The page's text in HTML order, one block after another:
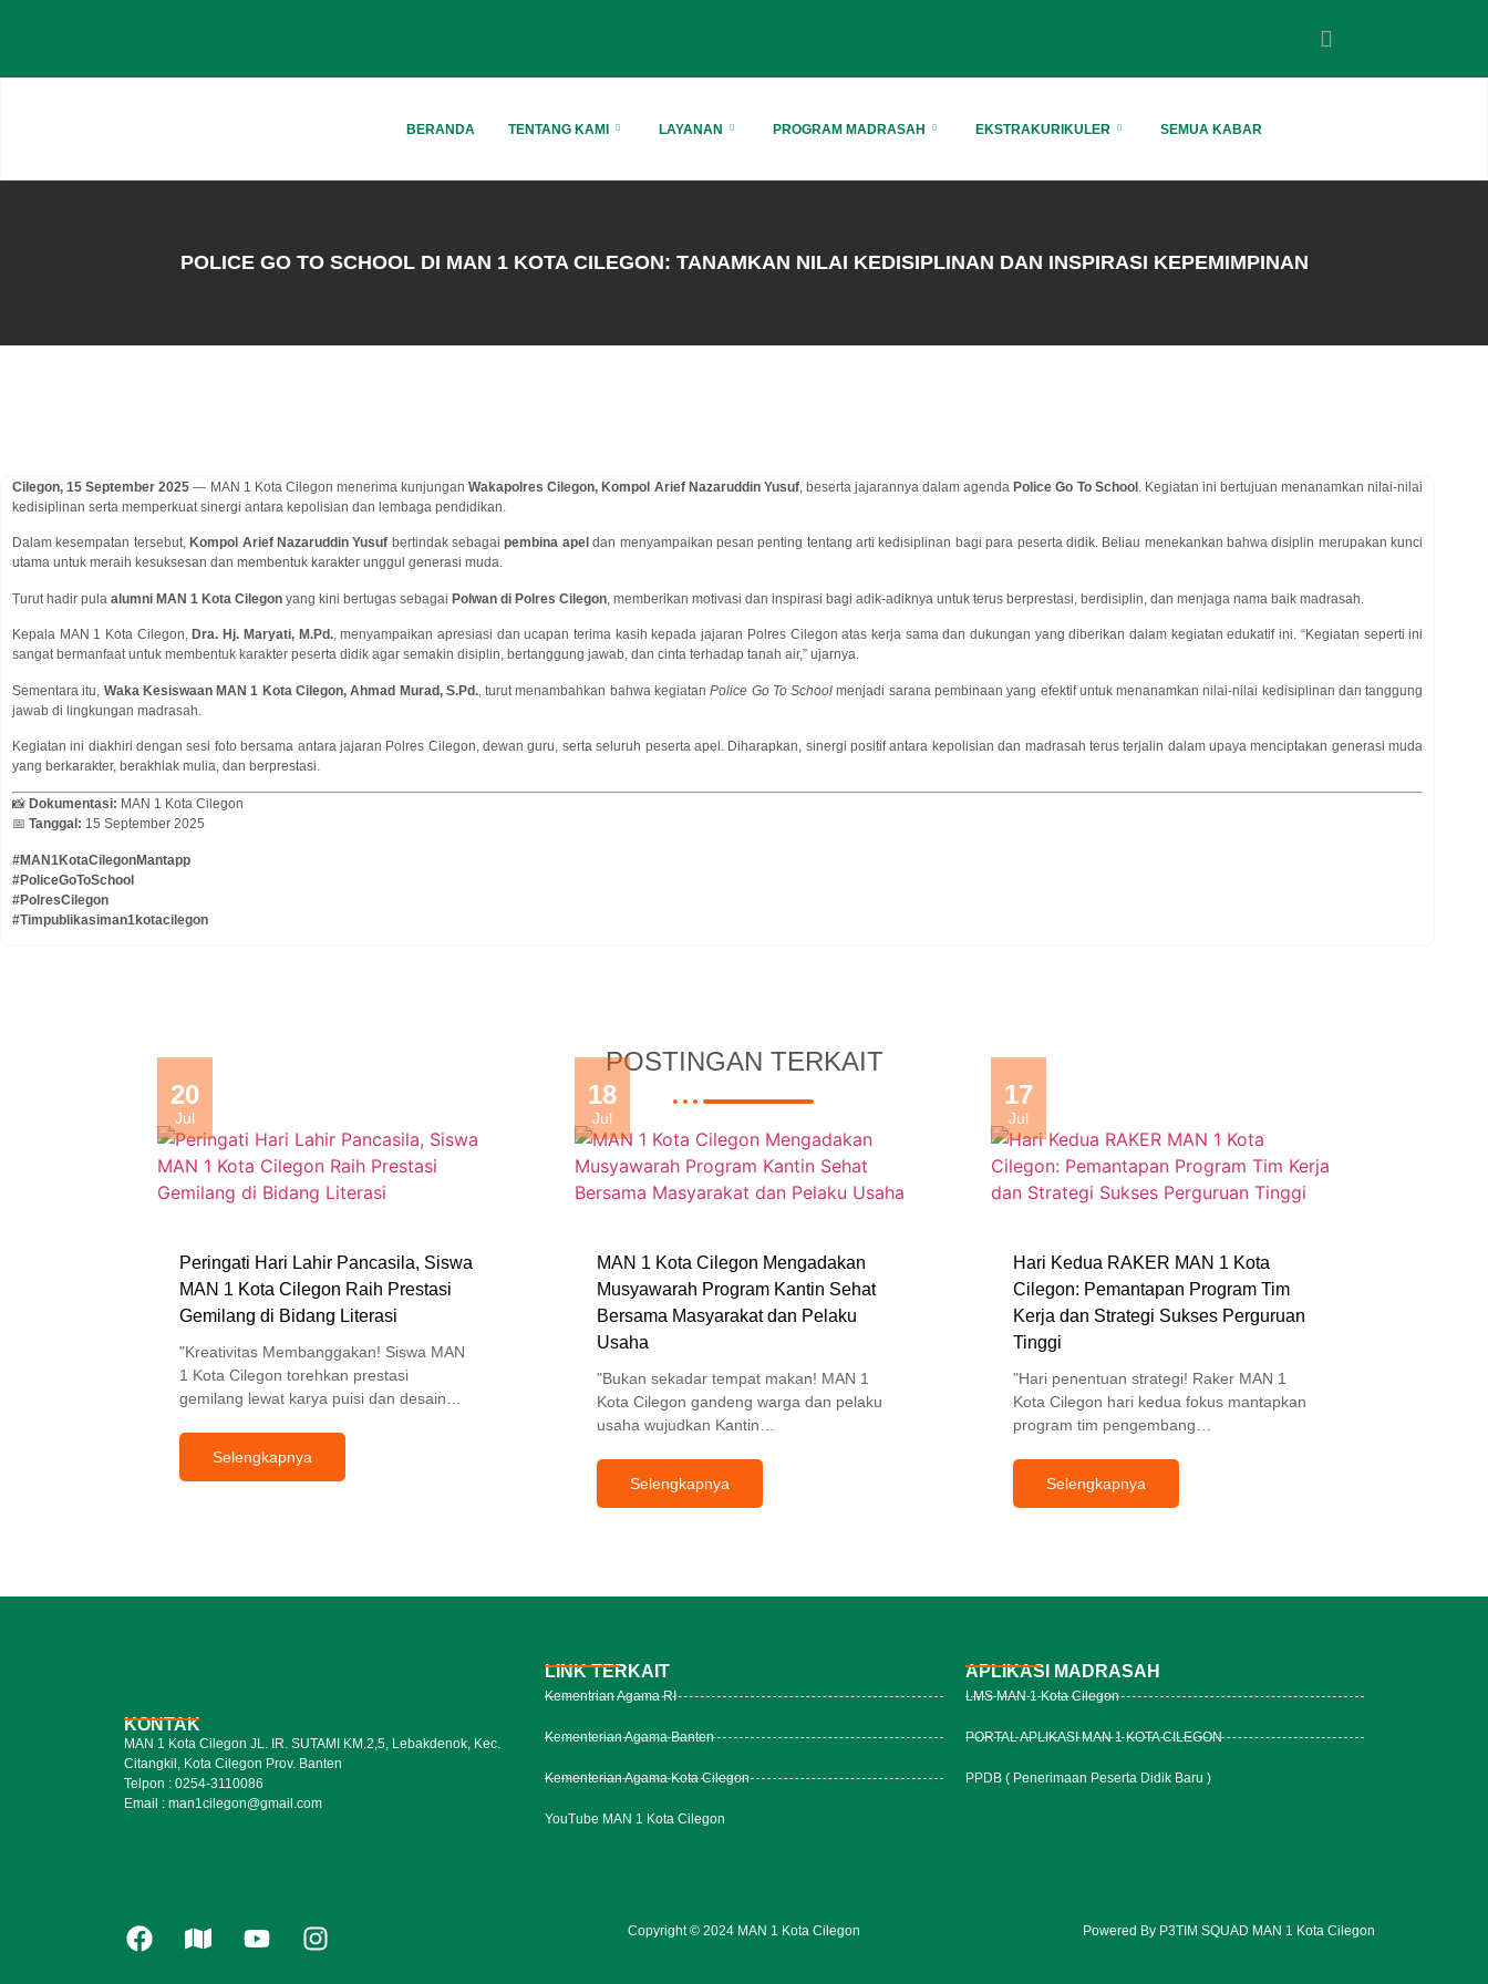
BERANDA TENTANG KAMI LAYANAN PROGRAM MADRASAH EKSTRAKURIKULER SEMUA KABAR
POLICE GO TO SCHOOL DI MAN 1 KOTA CILEGON: TANAMKAN NILAI KEDISIPLINAN DAN INSPIRASI KEPEMIMPINAN
Cilegon, 15 September 2025 — MAN 1 Kota Cilegon menerima kunjunganWakapolres Cilegon, Kompol Arief Nazaruddin Yusuf, beserta jajarannya dalam agenda Police Go To School . Kegiatan ini bertujuan menanamkan nilai-nilai
kedisiplinan serta memperkuat sinergi antara kepolisian dan lembaga pendidikan.
Dalam kesempatan tersebut, Kompol Arief Nazaruddin Yusuf bertindak sebagaipembina apel dan menyampaikan pesan penting tentang arti kedisiplinan bagi para peserta didik. Beliau menekankan bahwa disiplin merupakan kunci
utama untuk meraih kesuksesan dan membentuk karakter unggul generasi muda.
Turut hadir pula alumni MAN 1 Kota Cilegon yang kini bertugas sebagai Polwan di Polres Cilegon , memberikan motivasi dan inspirasi bagi adik-adiknya untuk terus berprestasi, berdisiplin, dan menjaga nama baik madrasah.
Kepala MAN 1 Kota Cilegon, Dra. Hj. Maryati, M.Pd., menyampaikan apresiasi dan ucapan terima kasih kepada jajaran Polres Cilegon atas kerja sama dan dukungan yang diberikan dalam kegiatan edukatif ini. “Kegiatan seperti ini
sangat bermanfaat untuk membentuk karakter peserta didik agar semakin disiplin, bertanggung jawab, dan cinta terhadap tanah air,” ujarnya.
Sementara itu, Waka Kesiswaan MAN 1 Kota Cilegon, Ahmad Murad, S.Pd., turut menambahkan bahwa kegiatanPolice Go To School menjadi sarana pembinaan yang efektif untuk menanamkan nilai-nilai kedisiplinan dan tanggung
jawab di lingkungan madrasah.
Kegiatan ini diakhiri dengan sesi foto bersama antara jajaran Polres Cilegon, dewan guru, serta seluruh peserta apel. Diharapkan, sinergi positif antara kepolisian dan madrasah terus terjalin dalam upaya menciptakan generasi muda
yang berkarakter, berakhlak mulia, dan berprestasi.
📸 Dokumentasi: MAN 1 Kota Cilegon
📅 Tanggal: 15 September 2025
#MAN1KotaCilegonMantapp
#PoliceGoToSchool
#PolresCilegon
#Timpublikasiman1kotacilegon
POSTINGAN TERKAIT
20
Jul
Peringati Hari Lahir Pancasila, Siswa
MAN 1 Kota Cilegon Raih Prestasi
Gemilang di Bidang Literasi
"Kreativitas Membanggakan! Siswa MAN
1 Kota Cilegon torehkan prestasi
gemilang lewat karya puisi dan desain…
Selengkapnya
18
Jul
MAN 1 Kota Cilegon Mengadakan
Musyawarah Program Kantin Sehat
Bersama Masyarakat dan Pelaku
Usaha
"Bukan sekadar tempat makan! MAN 1
Kota Cilegon gandeng warga dan pelaku
usaha wujudkan Kantin…
Selengkapnya
17
Jul
Hari Kedua RAKER MAN 1 Kota
Cilegon: Pemantapan Program Tim
Kerja dan Strategi Sukses Perguruan
Tinggi
"Hari penentuan strategi! Raker MAN 1
Kota Cilegon hari kedua fokus mantapkan
program tim pengembang…
Selengkapnya
KONTAK
MAN 1 Kota Cilegon JL. IR. SUTAMI KM.2,5, Lebakdenok, Kec.
Citangkil, Kota Cilegon Prov. Banten
Telpon : 0254-3110086
Email : man1cilegon@gmail.com
LINK TERKAIT
Kementrian Agama RI
Kementerian Agama Banten
Kementerian Agama Kota Cilegon
YouTube MAN 1 Kota Cilegon
APLIKASI MADRASAH
LMS MAN 1 Kota Cilegon
PORTAL APLIKASI MAN 1 KOTA CILEGON
PPDB ( Penerimaan Peserta Didik Baru )
Copyright © 2024 MAN 1 Kota Cilegon Powered By P3TIM SQUAD MAN 1 Kota Cilegon